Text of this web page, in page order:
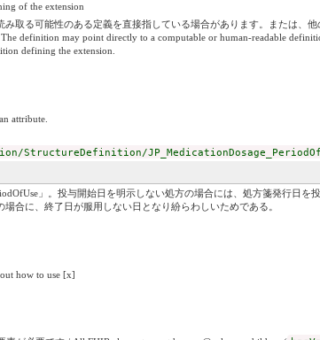
of the extension
取る可能性のある定義を直接指している場合があります。または、
definition may point directly to a computable or human-readable
defining the extension.
attribute.
」。投与開始日を明示しない処方の場合には、処方箋発行日
合に、終了日が服用しない日となり紛らわしいためである。
how to use [x]